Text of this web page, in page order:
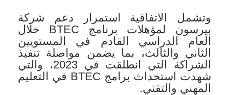
وتشمل الاتفاقية استمرار دعم شركة
بيرسون لمؤهلات برنامج BTEC خلال
العام الدراسي القادم في المستويين
الثاني والثالث، بما يضمن مواصلة تنفيذ
الشراكة التي انطلقت في 2023، والتي
شهدت استحداث برامج BTEC في التعليم
المهني والتقني.